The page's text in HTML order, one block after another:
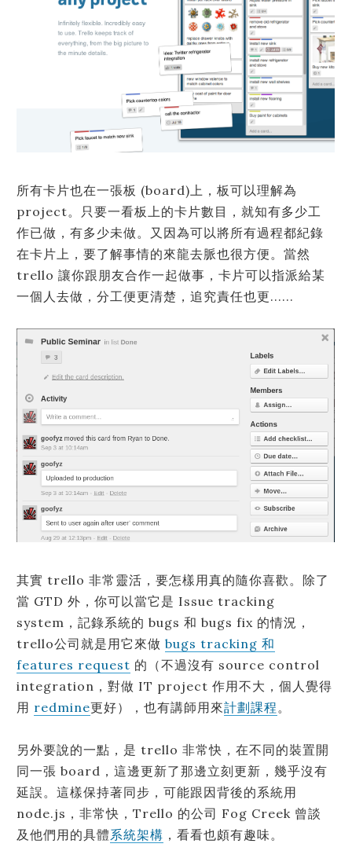
所有卡片也在一張板 (board)上，板可以理解為
project。只要一看板上的卡片數目，就知有多少工
作已做，有多少未做。又因為可以將所有過程都紀錄
在卡片上，要了解事情的來龍去脈也很方便。當然
trello 讓你跟朋友合作一起做事，卡片可以指派給某
一個人去做，分工便更清楚，追究責任也更......
其實 trello 非常靈活，要怎樣用真的隨你喜歡。除了
當 GTD 外，你可以當它是 Issue tracking
system，記錄系統的 bugs 和 bugs fix 的情況，
trello公司就是用它來做bugs tracking 和
features request 的（不過沒有 source control
integration，對做 IT project 作用不大，個人覺得
用 redmine更好），也有講師用來計劃課程。
另外要說的一點，是 trello 非常快，在不同的裝置開
同一張 board，這邊更新了那邊立刻更新，幾乎沒有
延誤。這樣保持著同步，可能跟因背後的系統用
node.js，非常快，Trello 的公司 Fog Creek 曾談
及他們用的具體系統架構 ，看看也頗有趣味。